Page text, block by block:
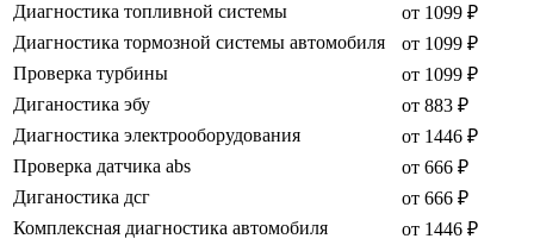
Диагностика топливной системы
от 1099 ₽
Диагностика тормозной системы автомобиля
от 1099 ₽
Проверка турбины
от 1099 ₽
Диганостика эбу
от 883 ₽
Диагностика электрооборудования
от 1446 ₽
Проверка датчика abs
от 666 ₽
Диганостика дсг
от 666 ₽
Комплексная диагностика автомобиля
от 1446 ₽